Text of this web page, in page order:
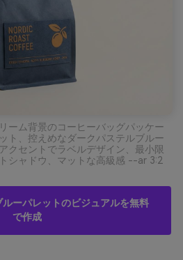
ーム背景のコーヒーバッグパッケー
ト、控えめなダークパステルブルー
クセントでラベルデザイン、最小限
シャドウ、マットな高級感 --ar 3:2
ーパレットのビジュアルを無料
で作成